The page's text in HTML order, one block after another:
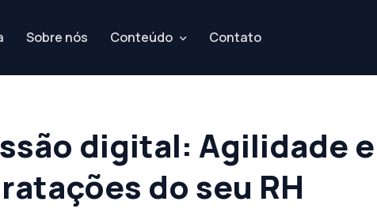
Sobre nós Conteúdo Contato
digital: Agilidade e
do seu RH